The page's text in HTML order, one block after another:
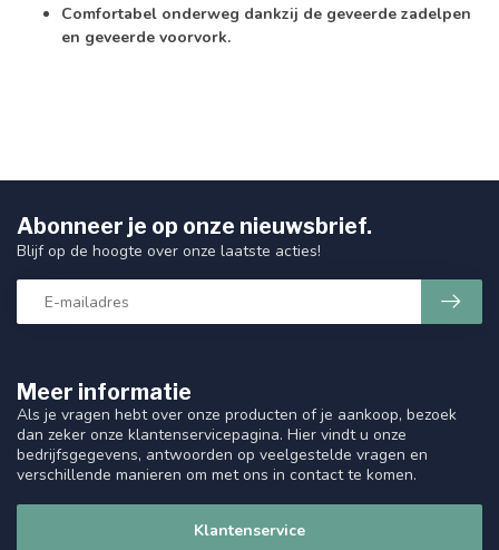
Comfortabel onderweg dankzij de geveerde zadelpen
en geveerde voorvork.
Meer informatie
Als je vragen hebt over onze producten of je aankoop, bezoek
dan zeker onze klantenservicepagina. Hier vindt u onze
bedrijfsgegevens, antwoorden op veelgestelde vragen en
verschillende manieren om met ons in contact te komen.
Klantenservice
Abonneer je op onze nieuwsbrief.
Blijf op de hoogte over onze laatste acties!